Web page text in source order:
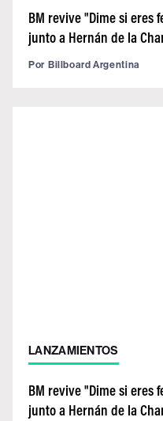
BM revive "Dime si eres
junto a Hernán de la
Por Billboard Argentina
LANZAMIENTOS
BM revive "Dime si eres
junto a Hernán de la